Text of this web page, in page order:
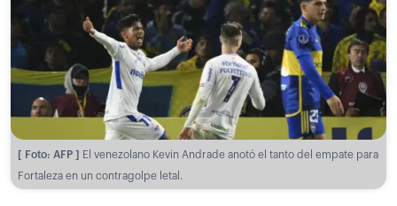
[ Foto: AFP ]
El venezolano Kevin Andrade anotó el tanto del empate para
Fortaleza en un contragolpe letal.